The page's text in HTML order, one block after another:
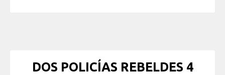
DOS POLICÍAS REBELDES 4